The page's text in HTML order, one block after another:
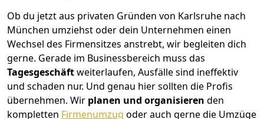
Ob du jetzt aus privaten Gründen von Karlsruhe nach
München umziehst oder dein Unternehmen einen
Wechsel des Firmensitzes anstrebt, wir begleiten dich
gerne. Gerade im Businessbereich muss das
Tagesgeschäftweiterlaufen, Ausfälle sind ineffektiv
und schaden nur. Und genau hier sollten die Profis
übernehmen. Wir planen und organisieren den
kompletten Firmenumzug oder auch gerne die Umzüge